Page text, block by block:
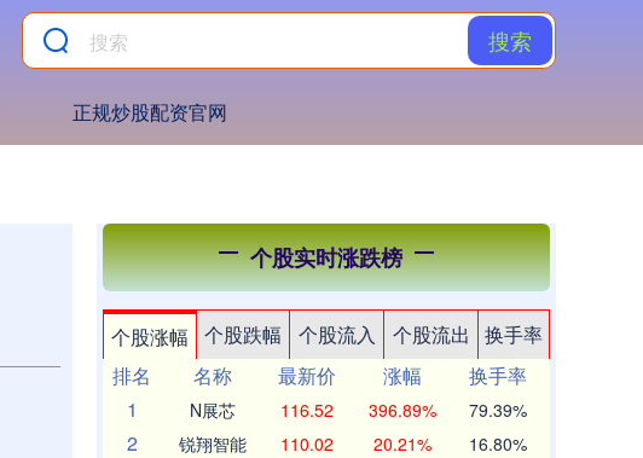
搜索
正规炒股配资官网
个股实时涨跌榜
个股涨幅 个股跌幅 个股流入 个股流出
换手率
排名
名称 最新价 涨幅
换手率
1
N展芯 116.52 396.89% 79.39%
2 锐翔智能 110.02 20.21% 16.80%